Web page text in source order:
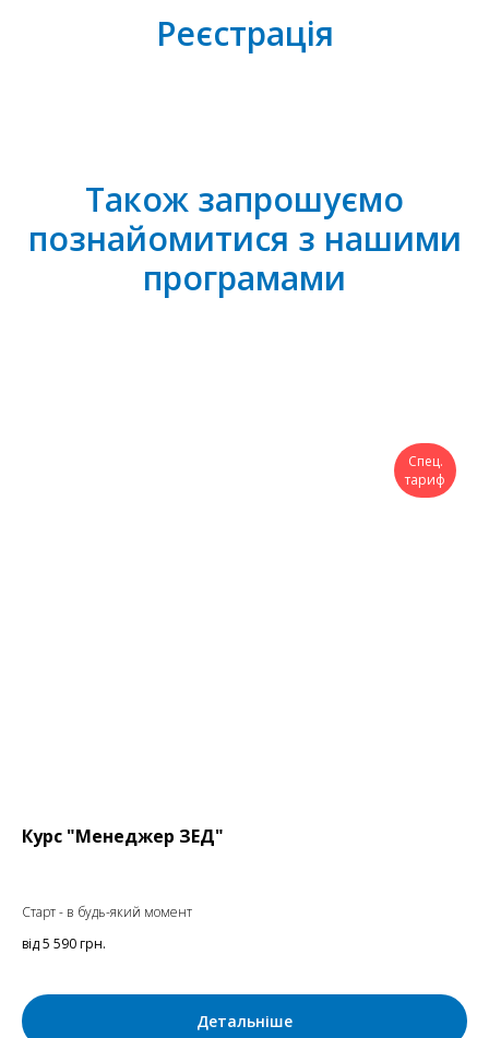
Реєстрація
Також запрошуємо
познайомитися з нашими
програмами
Спец.
тариф
Курс "Менеджер ЗЕД"
Старт - в будь-який момент
від 5 590грн.
Детальніше